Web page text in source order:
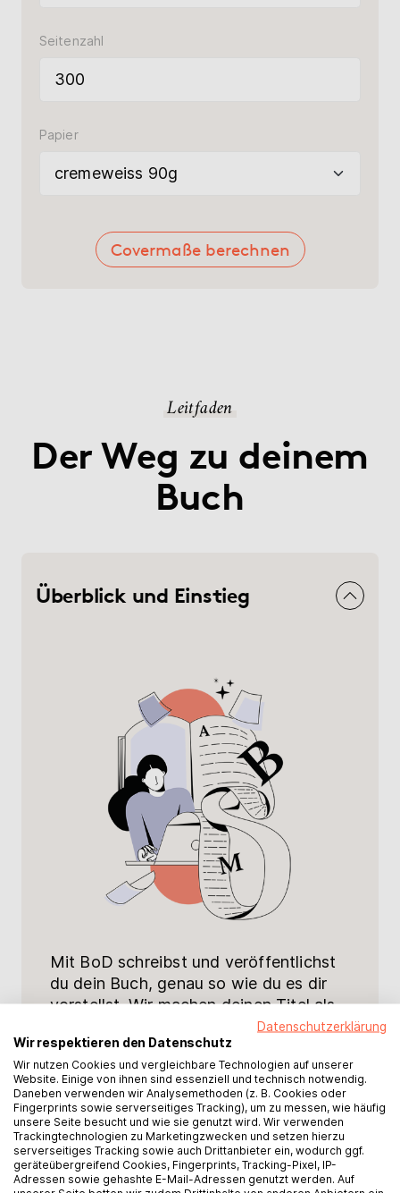
Seitenzahl
Papier
Covermaße berechnen
Leitfaden
Der Weg zu deinem
Buch
Überblick und Einstieg
Mit BoD schreibst und veröffentlichst
du dein Buch, genau so wie du es dir
vorstellst. Wir machen deinen Titel als
gedrucktes Buch, E-Book oder
Hörbuch in allen bekannten
Buchhandlungen verfügbar – sowohl
online als auch stationär. Außerdem
verdienst du an jedem Verkauf ein
Honorar.
Datenschutzerklärung
Wir respektieren den Datenschutz
Wir nutzen Cookies und vergleichbare Technologien auf unserer
Website. Einige von ihnen sind essenziell und technisch notwendig.
Daneben verwenden wir Analysemethoden (z. B. Cookies oder
Fingerprints sowie serverseitiges Tracking), um zu messen, wie häufig
unsere Seite besucht und wie sie genutzt wird. Wir verwenden
Trackingtechnologien zu Marketingzwecken und setzen hierzu
serverseitiges Tracking sowie auch Drittanbieter ein, wodurch ggf.
geräteübergreifend Cookies, Fingerprints, Tracking-Pixel, IP-
Adressen sowie gehashte E-Mail-Adressen genutzt werden. Auf